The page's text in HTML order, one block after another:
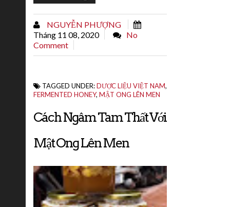
di chuyển trong ruột già quá chậm chạp
làm cho phân bị hấp thụ nước nhiều hơn
bình thường và trở nên cứng khi...
NGUYỄN PHƯỢNG
Tháng 11 08, 2020
No
Comment
TAGGED UNDER:DƯỢC LIỆU VIỆT NAM,
FERMENTED HONEY, MẬT ONG LÊN MEN
Cách Ngâm Tam Thất Với
Mật Ong Lên Men